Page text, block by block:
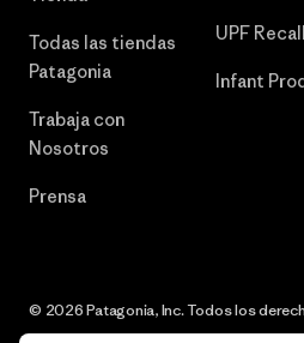
Todas las tiendas
Patagonia
Trabaja con
Nosotros
Prensa
UPF Recall
Infant
© 2026 Patagonia, Inc. Todos los